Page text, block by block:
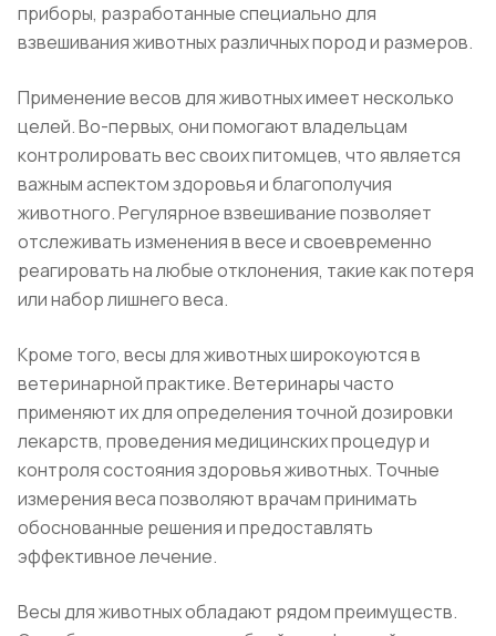
приборы, разработанные специально для
взвешивания животных различных пород и размеров.
Применение весов для животных имеет несколько
целей. Во-первых, они помогают владельцам
контролировать вес своих питомцев, что является
важным аспектом здоровья и благополучия
животного. Регулярное взвешивание позволяет
отслеживать изменения в весе и своевременно
реагировать на любые отклонения, такие как потеря
или набор лишнего веса.
Кроме того, весы для животных широкоуются в
ветеринарной практике. Ветеринары часто
применяют их для определения точной дозировки
лекарств, проведения медицинских процедур и
контроля состояния здоровья животных. Точные
измерения веса позволяют врачам принимать
обоснованные решения и предоставлять
эффективное лечение.
Весы для животных обладают рядом преимуществ.